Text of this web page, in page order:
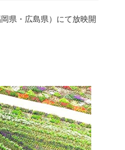
県・広島県）にて放映開